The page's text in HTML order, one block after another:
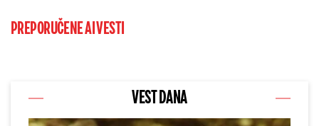
PREPORUČENE AI VESTI
VEST DANA